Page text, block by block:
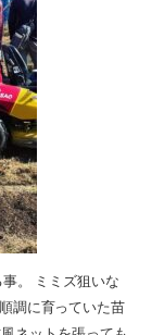
。 ミミズ狙いな
調に育っていた苗